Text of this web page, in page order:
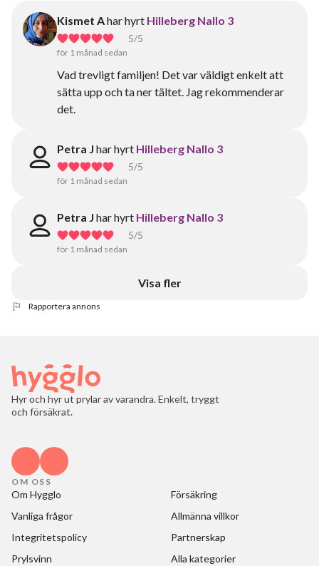
Kismet Ahar hyrt Hilleberg Nallo 3
5/5
för 1 månad sedan
Vad trevligt familjen! Det var väldigt enkelt att
sätta upp och ta ner tältet. Jag rekommenderar
det.
Petra J har hyrt Hilleberg Nallo 3
5/5
för 1 månad sedan
Petra J har hyrt Hilleberg Nallo 3
5/5
för 1 månad sedan
Visa fler
Rapportera annons
Hyr och hyr ut prylar av varandra. Enkelt, tryggt
och försäkrat.
OM OSS
Om Hygglo
Försäkring
Vanliga frågor
Allmänna villkor
Integritetspolicy
Partnerskap
Prylsvinn
Alla kategorier